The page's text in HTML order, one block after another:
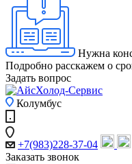
Нужна
Подробно расскажем о
Задать вопрос
Колумбус
+7(983)228-37-04
Заказать звонок